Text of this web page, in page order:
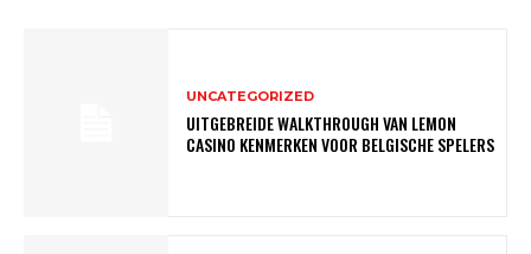
UNCATEGORIZED
UITGEBREIDE WALKTHROUGH VAN LEMON
CASINO KENMERKEN VOOR BELGISCHE SPELERS